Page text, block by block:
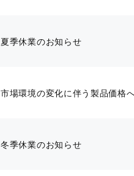
夏季休業のお知らせ
市場環境の変化に伴う製品価格
冬季休業のお知らせ